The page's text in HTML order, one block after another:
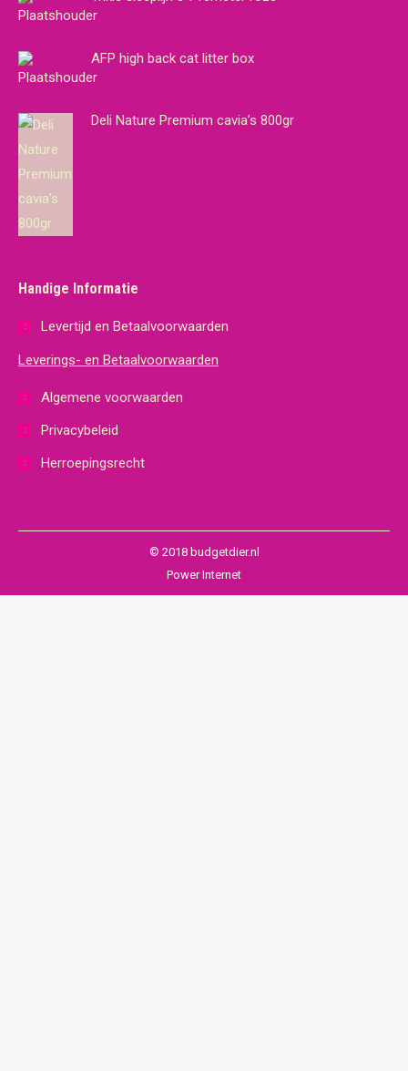
AFP high back cat litter box
Deli Nature Premium cavia’s 800gr
Handige Informatie
Levertijd en Betaalvoorwaarden
Leverings- en Betaalvoorwaarden
Algemene voorwaarden
Privacybeleid
Herroepingsrecht
© 2018 budgetdier.nl
Power Internet